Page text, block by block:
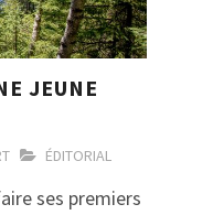
JEUNE
ÉDITORIAL
ses premiers